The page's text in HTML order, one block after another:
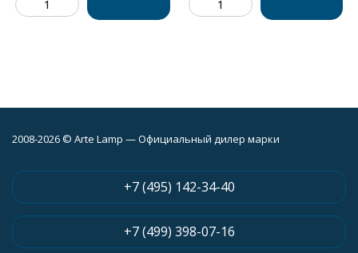
2008-2026 © Arte Lamp — Официальный дилер марки
+7 (495) 142-34-40
+7 (499) 398-07-16